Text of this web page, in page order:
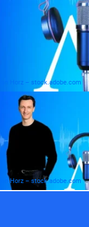
Horz – stock.adobe.com
Horz – stock.adobe.com